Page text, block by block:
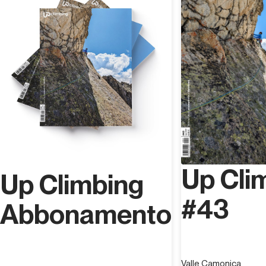
Up Climbing
Abbonamento
Up
#43